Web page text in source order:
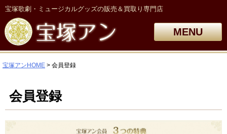
宝塚歌劇・ミュージカルグッズの販売＆買取り専門店
MENU
宝塚アンHOME 会員登録
会員登録